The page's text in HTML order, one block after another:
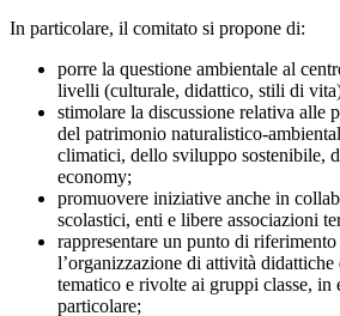
In particolare, il comitato si propone di:
porre la questione ambientale al
livelli (culturale, didattico, stili di
stimolare la discussione relativa alle
del patrimonio naturalistico-
climatici, dello sviluppo sostenibile,
economy;
promuovere iniziative anche in
scolastici, enti e libere associazioni
rappresentare un punto di
l’organizzazione di attività
tematico e rivolte ai gruppi classe, in
particolare;